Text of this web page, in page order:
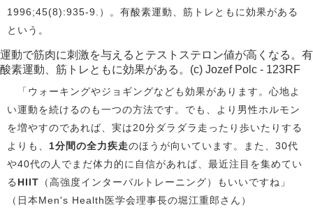
1996;45(8):935-9.）。有酸素運動、筋トレともに効果がある
という。
運動で筋肉に刺激を与えるとテストステロン値が高くなる。有
酸素運動、筋トレともに効果がある。(c) Jozef Polc - 123RF
「ウォーキングやジョギングなども効果があります。心地よ
い運動を続けるのも一つの方法です。でも、より男性ホルモン
を増やすのであれば、実は20分ダラダラ走ったり歩いたりする
よりも、 1分間の全力疾走のほうが向いています。また、30代
や40代の人でまだ体力的に自信があれば、最近注目を集めてい
る HIIT （高強度インターバルトレーニング）もいいですね」
（日本Men's Health医学会理事長の堀江重郎さん）